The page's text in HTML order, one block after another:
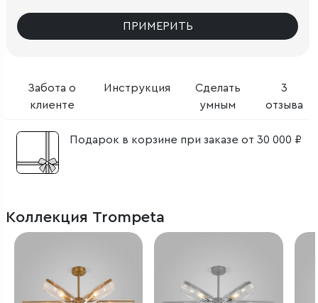
Забота о
клиенте
Инструкция
Сделать
умным
3
отзыва
Подарок в корзине при заказе от 30 000 ₽
ПРИМЕРИТЬ
Коллекция Trompeta